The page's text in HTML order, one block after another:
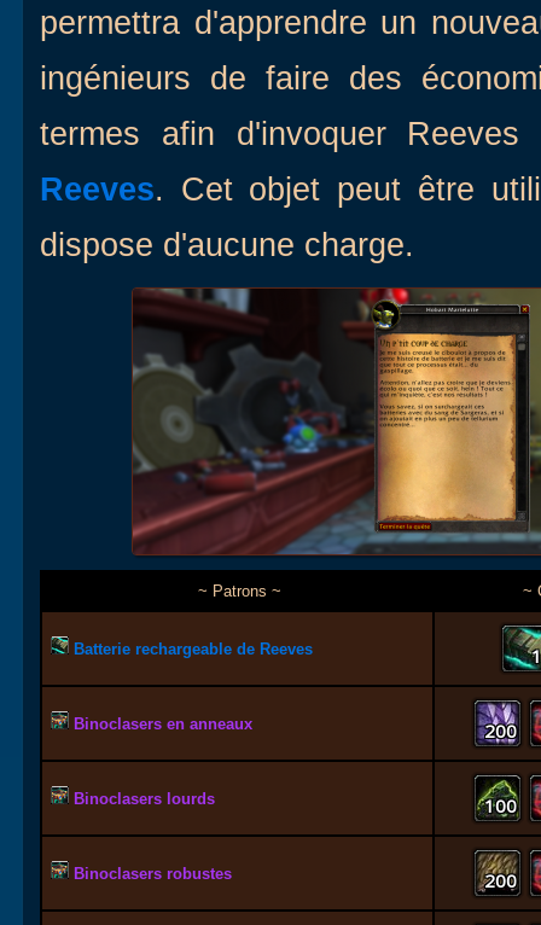
permettra d'apprendre un
ingénieurs de faire des
termes afin d'invoquer
Reeves. Cet objet peut être
dispose d'aucune charge.
~ Patrons ~ ~
Batterie rechargeable de Reeves 1
Binoclasers en anneaux 200
Binoclasers lourds 100
Binoclasers robustes 200